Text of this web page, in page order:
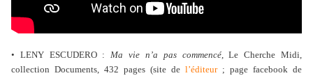
• LENY ESCUDERO :Ma vie n’a pas commencé, Le Cherche Midi,
collection Documents, 432 pages (site de l’éditeur; page facebook de